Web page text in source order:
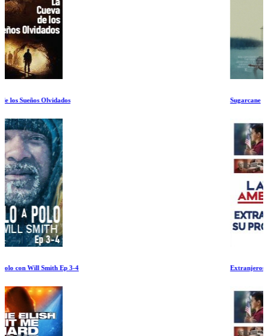
Sugarcane
Extranjeros en su Propia Tierra